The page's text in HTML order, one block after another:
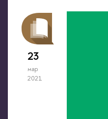
23
мар
2021